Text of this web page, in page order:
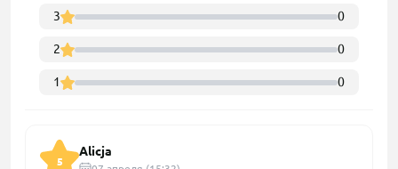
3 0
2 0
1 0
5
Alicja